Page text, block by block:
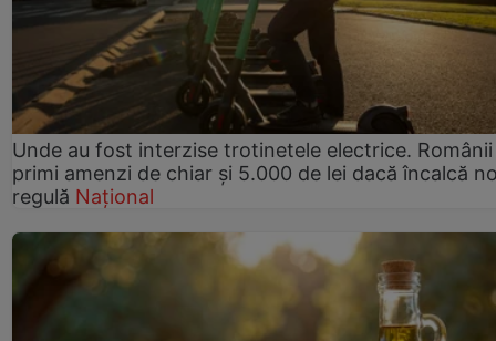
Unde au fost interzise trotinetele electrice.
primi amenzi de chiar și 5.000 de lei dacă încalcă
regulă Național